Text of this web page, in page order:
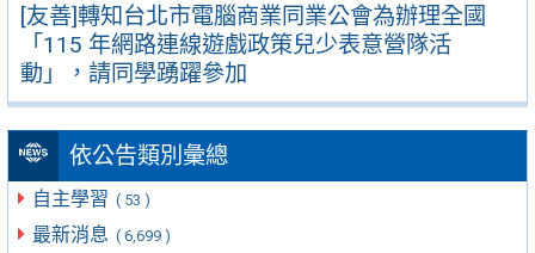
[友善]轉知台北市電腦商業同業公會為辦理全國
「115 年網路連線遊戲政策兒少表意營隊活
動」，請同學踴躍參加
依公告類別彙總
自主學習 ( 53 )
最新消息 ( 6,699 )